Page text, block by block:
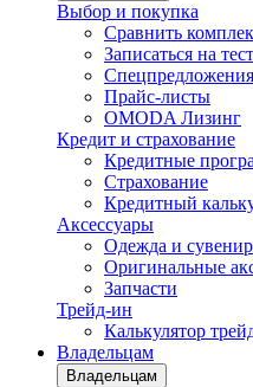
Выбор и покупка
Сравнить
Записаться на
Cпецпредложения
Прайс-листы
OMODA Лизинг
Кредит и страхование
Кредитные
Страхование
Кредитный
Аксессуары
Одежда и
Оригинальные
Запчасти
Трейд-ин
Калькулятор
Владельцам
Владельцам